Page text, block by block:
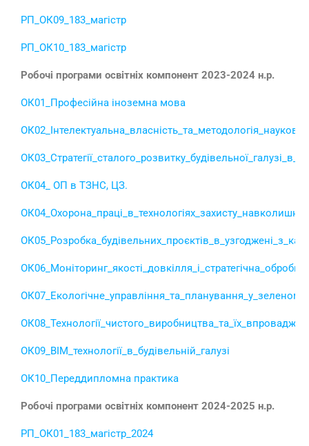
РП_ОК09_183_магістр
РП_ОК10_183_магістр
Робочі програми освітніх компонент 2023-2024 н.р.
ОК01_Професійна іноземна мова
ОК04_ ОП в ТЗНС, ЦЗ.
ОК09_ВІМ_технології_в_будівельній_галузі
ОК10_Переддипломна практика
Робочі програми освітніх компонент 2024-2025 н.р.
РП_ОК01_183_магістр_2024